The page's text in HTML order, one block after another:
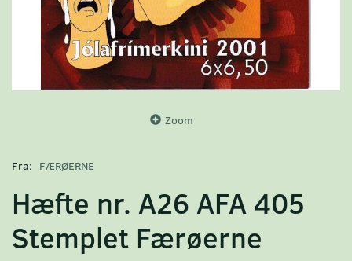
Zoom
Fra: FÆRØERNE
Hæfte nr. A26 AFA 405
Stemplet Færøerne